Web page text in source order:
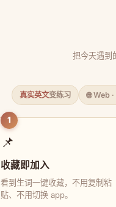
把今天遇到
真实英文变练习 🌐 Web
1
📌
收藏即加入
看到生词一键收藏，不用复制粘
贴、不用切换 app。